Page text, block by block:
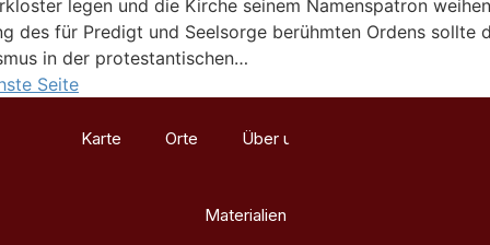
legen und die Kirche seinem Namenspatron
des für Predigt und Seelsorge berühmten Ordens sollte
in der protestantischen…
Seite
Karte Orte Über uns
Materialien